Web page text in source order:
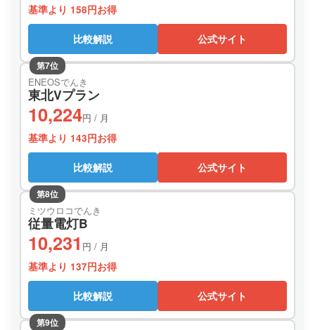
基準より 158円お得
比較解説 公式サイト
第7位
ENEOSでんき
東北Vプラン
10,224円 / 月
基準より 143円お得
比較解説 公式サイト
第8位
ミツウロコでんき
従量電灯B
10,231 円 / 月
基準より 137円お得
比較解説 公式サイト
第9位